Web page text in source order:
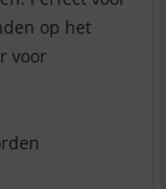
op het
voor